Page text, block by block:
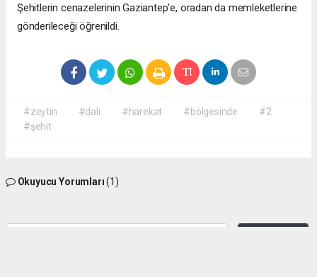
Şehitlerin cenazelerinin Gaziantep'e, oradan da memleketlerine
gönderileceği öğrenildi.
#zeytin #dalı #harekat #bölgesinde
#2
#şehit
Okuyucu Yorumları(1)